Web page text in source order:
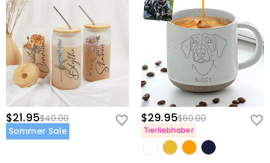
$21.95$40.00
Sommer Sale
$29.95$60.00
Tierliebhaber